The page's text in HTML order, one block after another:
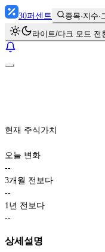
30퍼센트 종목·지수·
라이트/다크 모드 전
현재 주식가치
오늘 변화
--
3개월 전보다
--
1년 전보다
--
상세설명